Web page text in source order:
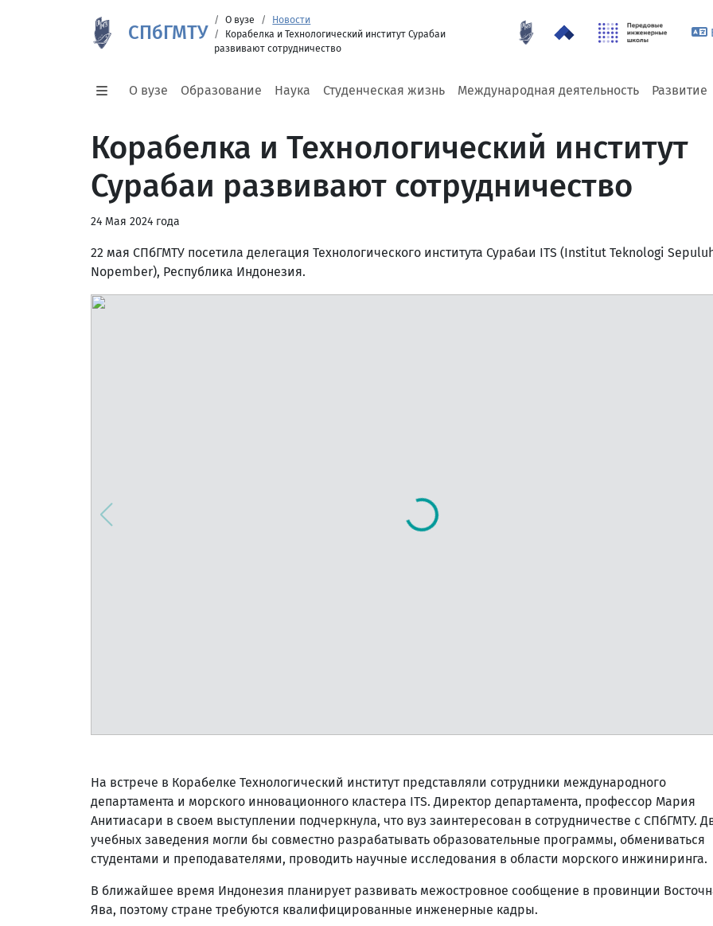
СПбГМТУ
О вузе
Новости
Корабелка и Технологический институт Сурабаи
развивают сотрудничество
О вузе Образование Наука Студенческая жизнь Международная деятельность Развитие
Корабелка и Технологический институт
Сурабаи развивают сотрудничество
24 Мая 2024 года
22 мая СПбГМТУ посетила делегация Технологического института Сурабаи ITS (Institut Teknologi
Nopember), Республика Индонезия.
На встрече в Корабелке Технологический институт представляли сотрудники международного
департамента и морского инновационного кластера ITS. Директор департамента, профессор Мария
Анитиасари в своем выступлении подчеркнула, что вуз заинтересован в сотрудничестве с СПбГМТУ.
учебных заведения могли бы совместно разрабатывать образовательные программы, обмениваться
студентами и преподавателями, проводить научные исследования в области морского инжиниринга.
В ближайшее время Индонезия планирует развивать межостровное сообщение в провинции
Ява, поэтому стране требуются квалифицированные инженерные кадры.